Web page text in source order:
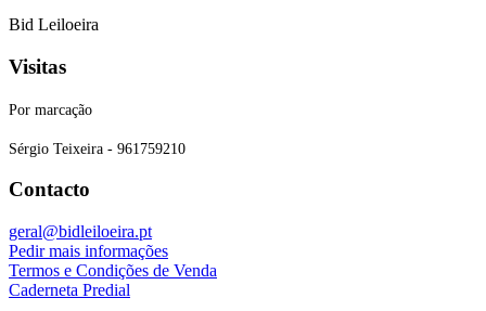
Bid Leiloeira
Visitas
­­­­Por marcação
Sérgio Teixeira - 961759210
Contacto
geral@bidleiloeira.pt
Pedir mais informações
Termos e Condições de Venda
Caderneta Predial